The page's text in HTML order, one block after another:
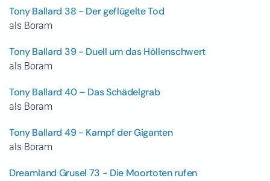
Tony Ballard 38 - Der geflügelte Tod
als Boram
Tony Ballard 39 - Duell um das Höllenschwert
als Boram
Tony Ballard 40 – Das Schädelgrab
als Boram
Tony Ballard 49 - Kampf der Giganten
als Boram
Dreamland Grusel 73 - Die Moortoten rufen